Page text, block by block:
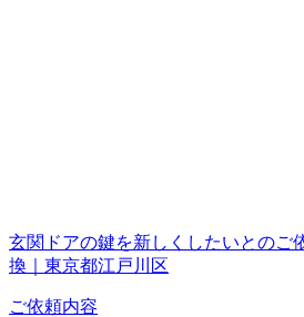
玄関ドアの鍵を新しくしたいとのご
換｜東京都江戸川区
ご依頼内容